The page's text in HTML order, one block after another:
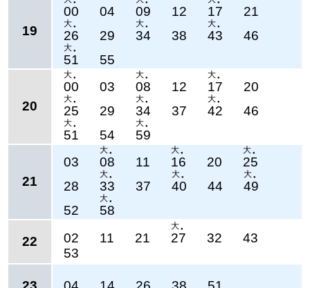
19
●
00 04
●
09 12
●
17 21
大 ●
26 29
大 ●
34 38
大 ●
43 46
大 ●
51 55
20
大 ●
00 03
大 ●
08 12
大 ●
17 20
大 ●
25 29
大 ●
34 37
大 ●
42 46
大 ●
51 54
大 ●
59
21
03
大 ●
08 11
大 ●
16 20
大 ●
25
28
大 ●
33 37
大 ●
40 44
大 ●
49
52
大 ●
58
22 02 11 21
大 ●
27 32
43
53